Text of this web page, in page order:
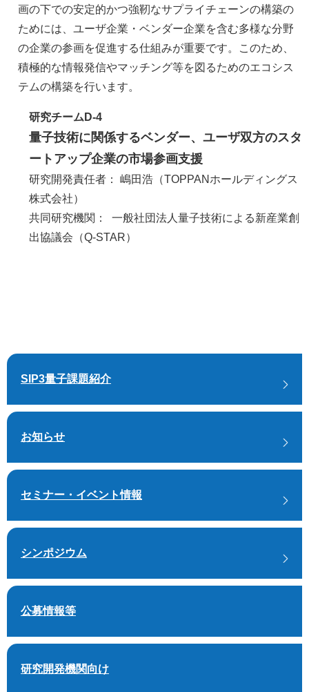
画の下での安定的かつ強靭なサプライチェーンの構築の
ためには、ユーザ企業・ベンダー企業を含む多様な分野
の企業の参画を促進する仕組みが重要です。このため、
積極的な情報発信やマッチング等を図るためのエコシス
テムの構築を行います。
研究チームD-4
量子技術に関係するベンダー、ユーザ双方のスタ
ートアップ企業の市場参画支援
研究開発責任者： 嶋田浩（TOPPANホールディングス
株式会社）
共同研究機関： 一般社団法人量子技術による新産業創
出協議会（Q-STAR）
SIP3量子課題紹介
お知らせ
セミナー・イベント情報
シンポジウム
公募情報等
研究開発機関向け